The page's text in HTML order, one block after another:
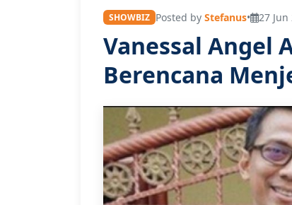
SHOWBIZ Posted by Stefanus• 27
Vanessal Angel
Berencana